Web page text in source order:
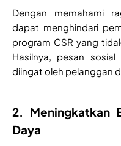
Dengan memahami
dapat menghindari
program CSR yang
Hasilnya, pesan
diingat oleh pelanggan
2. Meningkatkan
Daya